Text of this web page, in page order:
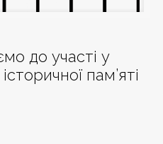
до участі у
пам’яті